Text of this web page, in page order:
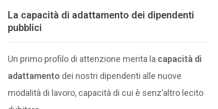
La capacità di adattamento dei dipendenti
pubblici
Un primo profilo di attenzione merita la capacità di
adattamento dei nostri dipendenti alle nuove
modalità di lavoro, capacità di cui è senz’altro lecito